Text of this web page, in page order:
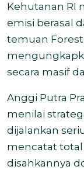
Kehutanan RI
emisi berasal
temuan
secara masif
Anggi Putra
menilai
dijalankan
mencatat total
disahkannya